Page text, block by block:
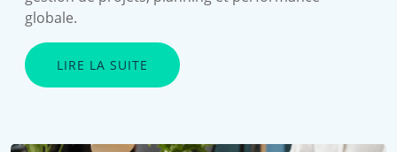
globale.
LIRE LA SUITE